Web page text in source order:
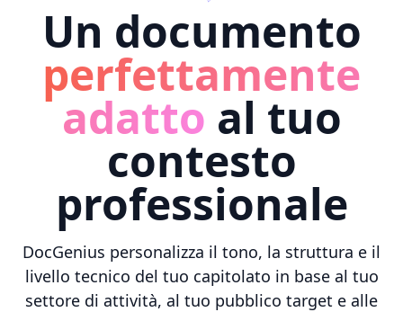
Un documento
perfettamente
adatto al tuo
contesto
professionale
DocGenius personalizza il tono, la struttura e il
livello tecnico del tuo capitolato in base al tuo
settore di attività, al tuo pubblico target e alle